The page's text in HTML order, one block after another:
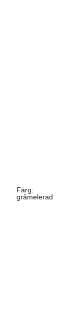
Färg:
gråmelerad